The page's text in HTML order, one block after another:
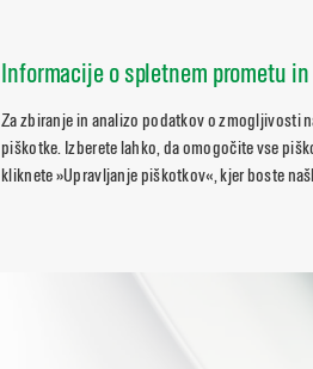
Informacije o spletnem prometu
Za zbiranje in analizo podatkov o zmogljivosti
piškotke. Izberete lahko, da omogočite vse
kliknete »Upravljanje piškotkov«, kjer boste